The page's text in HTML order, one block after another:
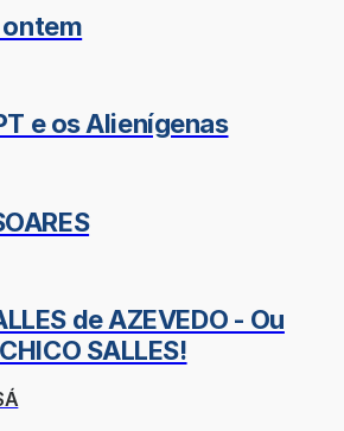
e os Alienígenas
de AZEVEDO - Ou
SALLES!